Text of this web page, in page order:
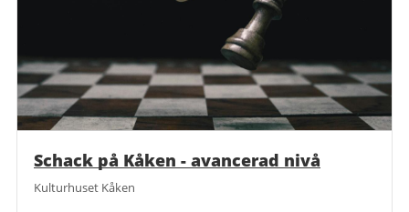
Schack på Kåken - avancerad nivå
Kulturhuset Kåken